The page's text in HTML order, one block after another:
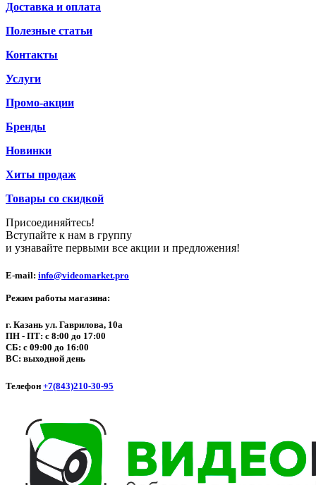
Доставка и оплата
Полезные статьи
Контакты
Услуги
Промо-акции
Бренды
Новинки
Хиты продаж
Товары со скидкой
Присоединяйтесь!
Вступайте к нам в группу
и узнавайте первыми все акции и предложения!
E-mail: info@videomarket.pro
Режим работы магазина:
г. Казань ул. Гаврилова, 10а
ПН - ПТ: с 8:00 до 17:00
СБ: с 09:00 до 16:00
ВС: выходной день
Телефон +7(843)210-30-95